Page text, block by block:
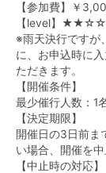
【参加費】￥
【level】
※雨天決行ですが
に、お申込時に
ただきます。
【開催条件】
最少催行人数：1
【決定期限】
開催日の3日前ま
い場合、開催を中
【中止時の対応】